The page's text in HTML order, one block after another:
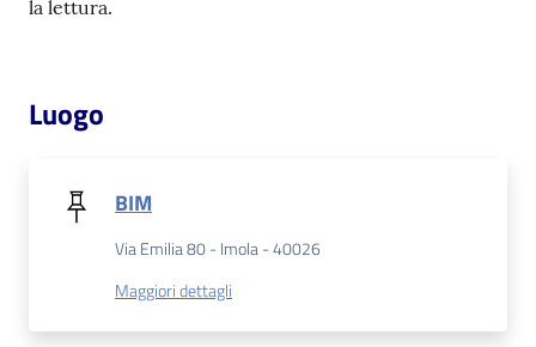
la lettura.
Luogo
BIM
Via Emilia 80 - Imola - 40026
Maggiori dettagli